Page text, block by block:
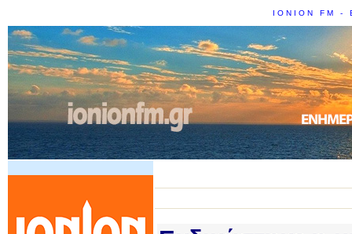
IONION FM -